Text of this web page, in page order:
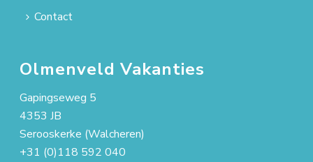
Contact
Olmenveld Vakanties
Gapingseweg 5
4353 JB
Serooskerke (Walcheren)
+31 (0)118 592 040